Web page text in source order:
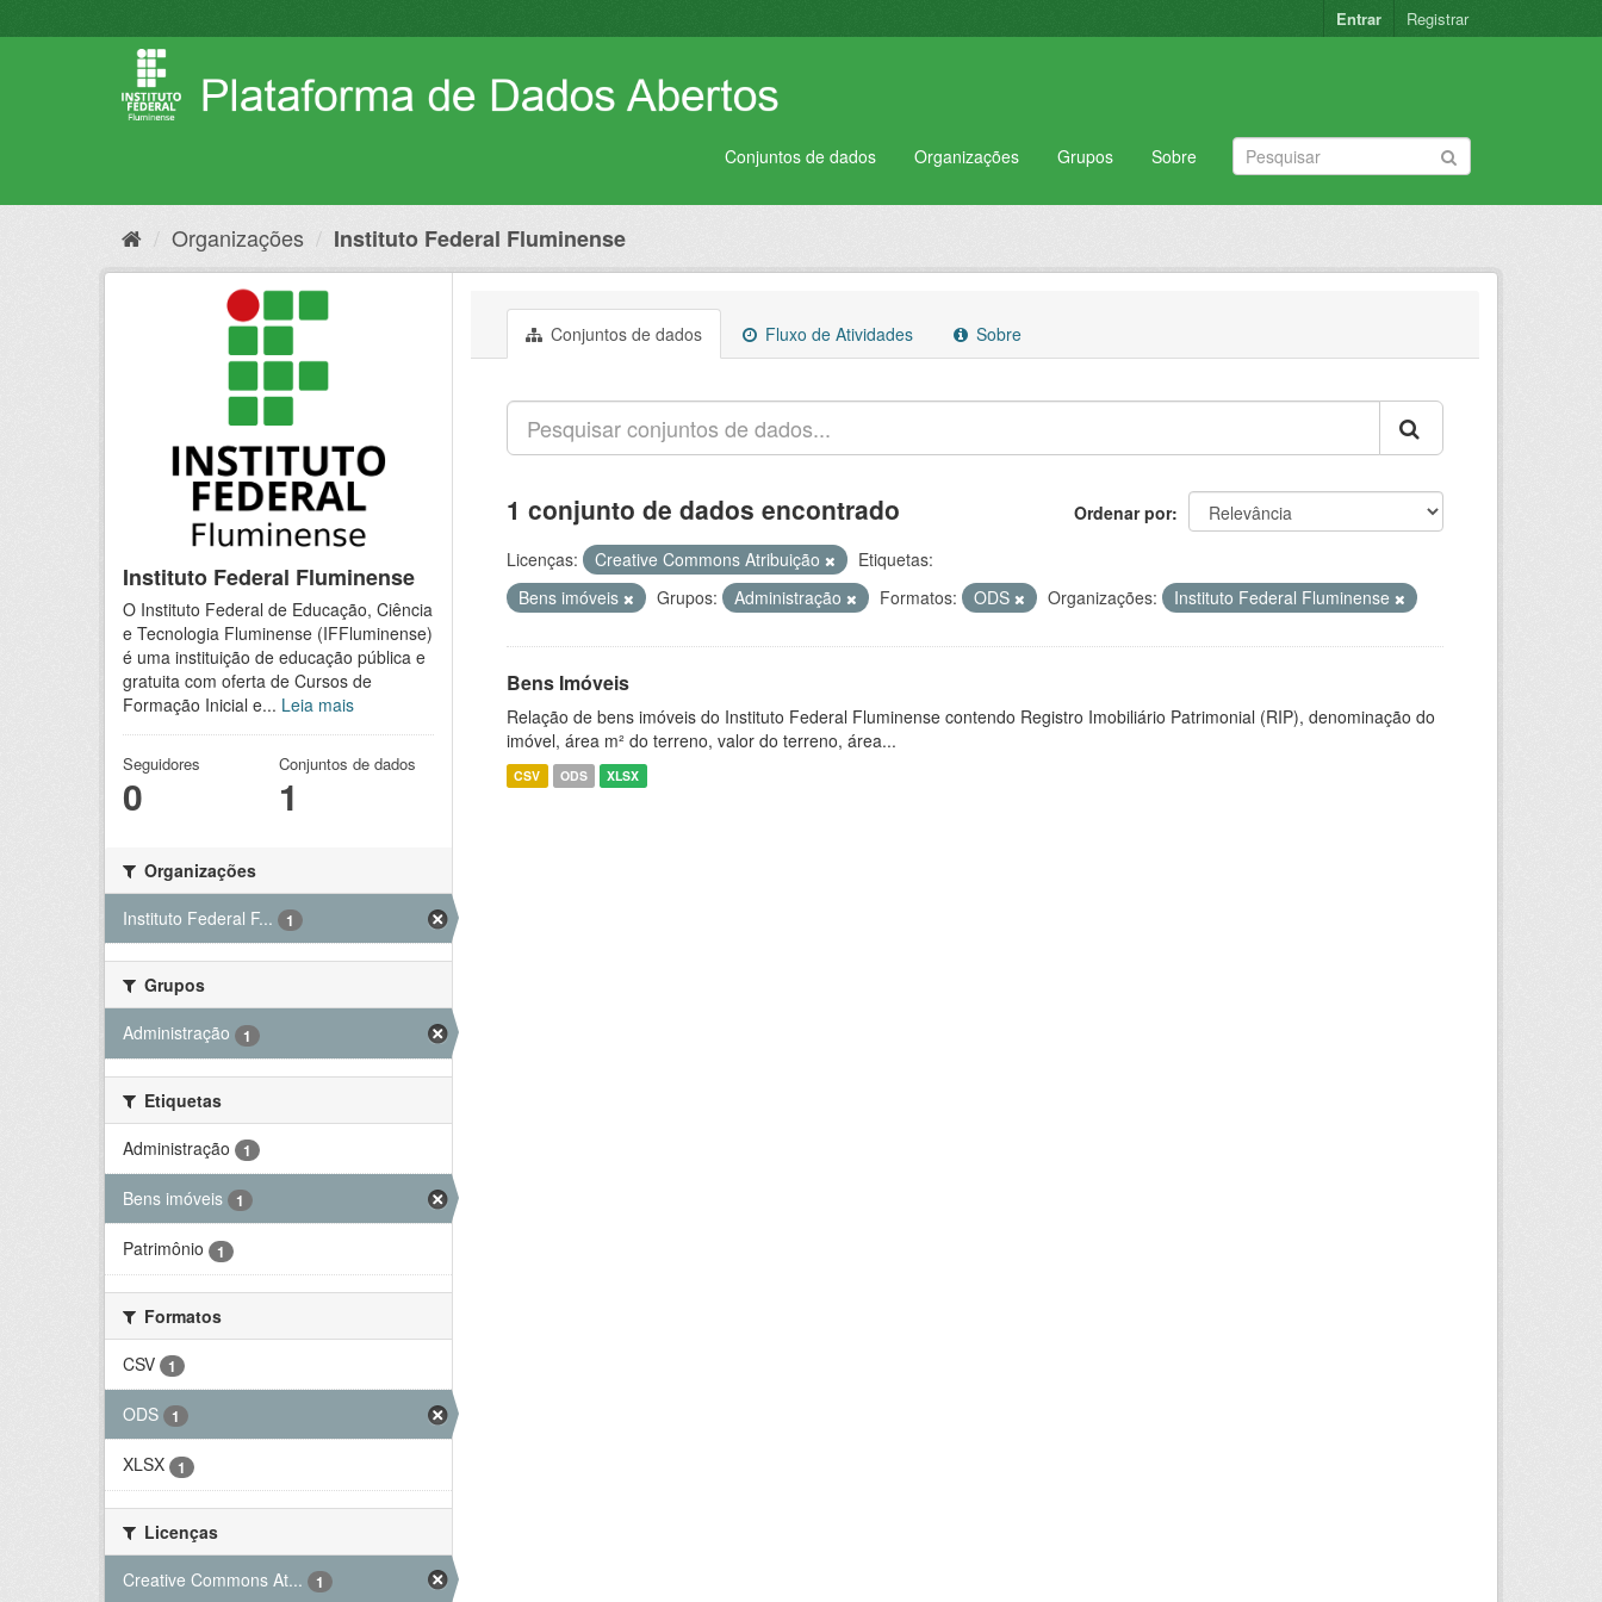
para
Entrar Registrar
Conjuntos de dados Organizações Grupos Sobre
Organizações Instituto Federal Fluminense
Instituto Federal Fluminense
O Instituto Federal de Educação, Ciência
e Tecnologia Fluminense (IFFluminense)
é uma instituição de educação pública e
gratuita com oferta de Cursos de
Formação Inicial e... Leia mais
Seguidores
0
Conjuntos de dados
1
Organizações
Instituto Federal F...
1
Grupos
Administração
1
Etiquetas
Administração
1
Bens imóveis 1
Patrimônio 1
Formatos
CSV
1
ODS 1
XLSX 1
Licenças
Creative Commons At...
1
Conjuntos de dados Fluxo de Atividades Sobre
Ordenar por
1 conjunto de dados encontrado
Licenças: Creative Commons Atribuição
Etiquetas:
Bens imóveis
Grupos: Administração Formatos: ODS Organizações: Instituto Federal Fluminense
Bens Imóveis
Relação de bens imóveis do Instituto Federal Fluminense contendo Registro Imobiliário Patrimonial (RIP), denominação do
imóvel, área m² do terreno, valor do terreno, área...
CSV ODS XLSX